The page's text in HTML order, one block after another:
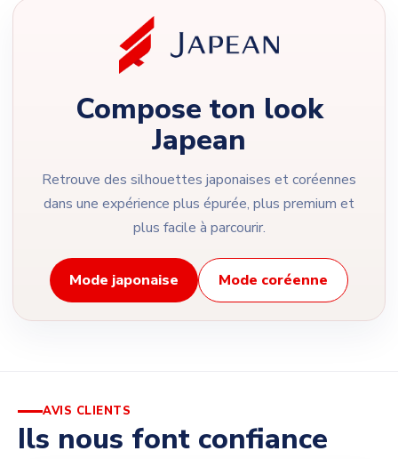
Compose ton look
Japean
Retrouve des silhouettes japonaises et coréennes
dans une expérience plus épurée, plus premium et
plus facile à parcourir.
Mode japonaise Mode coréenne
AVIS CLIENTS
Ils nous font confiance